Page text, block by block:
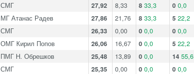
СМГ 27,92 8,33 8 33,3 0 0,0
МГ Атанас Радев 27,86 21,76 8 33,3 5 22,2
СМГ 26,33 0,00 0 0,0 0 0,0
ОМГ Кирил Попов 26,06 16,67 0 0,0 5 22,2
ПМГ Н. Обрешков 25,48 13,89 0 0,0 14 55,6
СМГ 25,35 0,00 0 0,0 0 0,0